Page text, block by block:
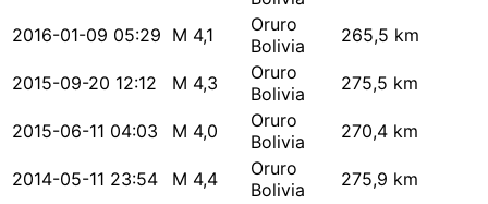
2016-01-09 05:29 M 4,1
Oruro
Bolivia
265,5 km
2015-09-20 12:12 M 4,3
Oruro
Bolivia
275,5 km
2015-06-11 04:03 M 4,0
Oruro
Bolivia
270,4 km
2014-05-11 23:54 M 4,4
Oruro
Bolivia
275,9 km